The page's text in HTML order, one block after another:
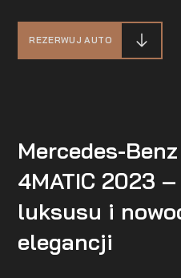
REZERWUJ AUTO
Mercedes-
4MATIC 2023
luksusu i
elegancji